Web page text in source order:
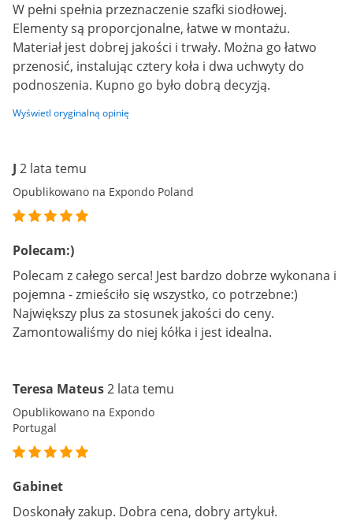
W pełni spełnia przeznaczenie szafki siodłowej.
Elementy są proporcjonalne, łatwe w montażu.
Materiał jest dobrej jakości i trwały. Można go łatwo
przenosić, instalując cztery koła i dwa uchwyty do
podnoszenia. Kupno go było dobrą decyzją.
Wyświetl oryginalną opinię
J 2 lata temu
Opublikowano na Expondo Poland
Polecam:)
Polecam z całego serca! Jest bardzo dobrze wykonana i
pojemna - zmieściło się wszystko, co potrzebne:)
Największy plus za stosunek jakości do ceny.
Zamontowaliśmy do niej kółka i jest idealna.
Teresa Mateus2 lata temu
Opublikowano na Expondo
Portugal
Gabinet
Doskonały zakup. Dobra cena, dobry artykuł.